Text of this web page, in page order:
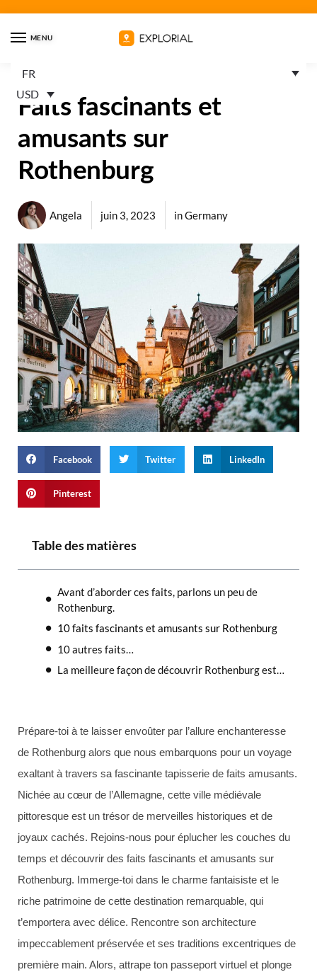
MENU
FR
USD
Faits fascinants et
amusants sur
Rothenburg
Angela juin 3, 2023 inGermany
Facebook Twitter LinkedIn
Pinterest
Table des matières
Avant d’aborder ces faits, parlons un peu de
Rothenburg.
10 faits fascinants et amusants sur Rothenburg
10 autres faits…
La meilleure façon de découvrir Rothenburg est…
Prépare-toi à te laisser envoûter par l’allure enchanteresse
de Rothenburg alors que nous embarquons pour un voyage
exaltant à travers sa fascinante tapisserie de faits amusants.
Nichée au cœur de l’Allemagne, cette ville médiévale
pittoresque est un trésor de merveilles historiques et de
joyaux cachés. Rejoins-nous pour éplucher les couches du
temps et découvrir des faits fascinants et amusants sur
Rothenburg. Immerge-toi dans le charme fantaisiste et le
riche patrimoine de cette destination remarquable, qui
t’emportera avec délice. Rencontre son architecture
impeccablement préservée et ses traditions excentriques de
première main. Alors, attrape ton passeport virtuel et plonge